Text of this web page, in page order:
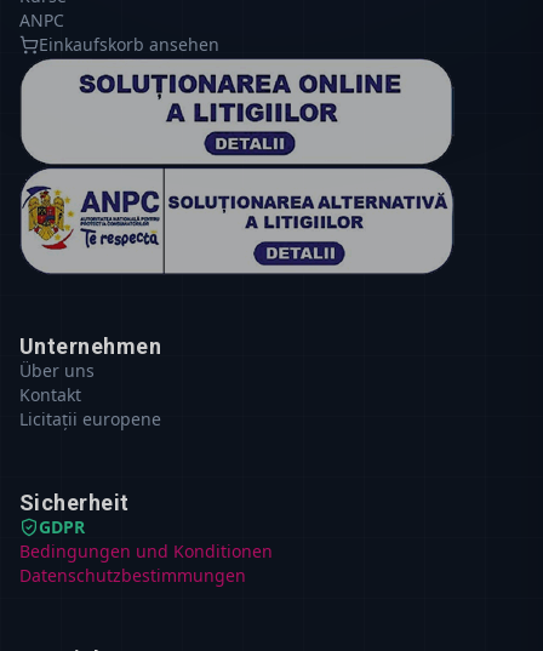
ANPC
Einkaufskorb ansehen
Unternehmen
Über uns
Kontakt
Licitații europene
Sicherheit
GDPR
Bedingungen und Konditionen
Datenschutzbestimmungen